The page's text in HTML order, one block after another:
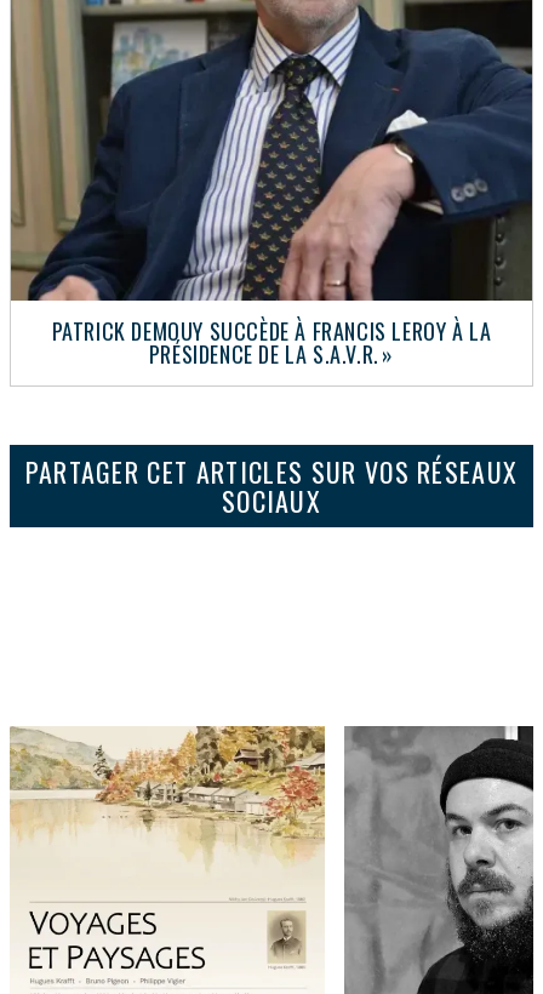
PATRICK DEMOUY SUCCÈDE À FRANCIS LEROY À LA
PRÉSIDENCE DE LA S.A.V.R. »
PARTAGER CET ARTICLES SUR VOS RÉSEAUX
SOCIAUX